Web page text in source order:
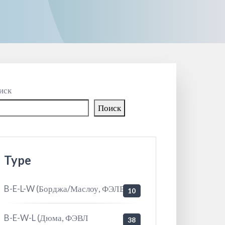
Поиск
Type
B-E-L-W (Борджа/Маслоу, ФЭЛВ 10
B-E-W-L (Дюма, ФЭВЛ 38